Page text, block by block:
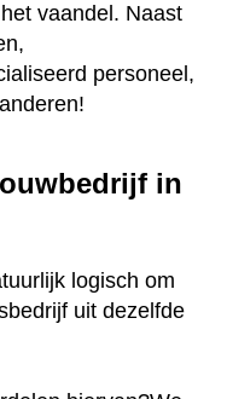
vaandel. Naast
personeel,
in
logisch om
uit dezelfde